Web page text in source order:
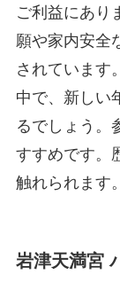
ご利益にあり
願や家内安全
されています
中で、新しい
るでしょう。
すすめです。
触れられます。
岩津天満宮